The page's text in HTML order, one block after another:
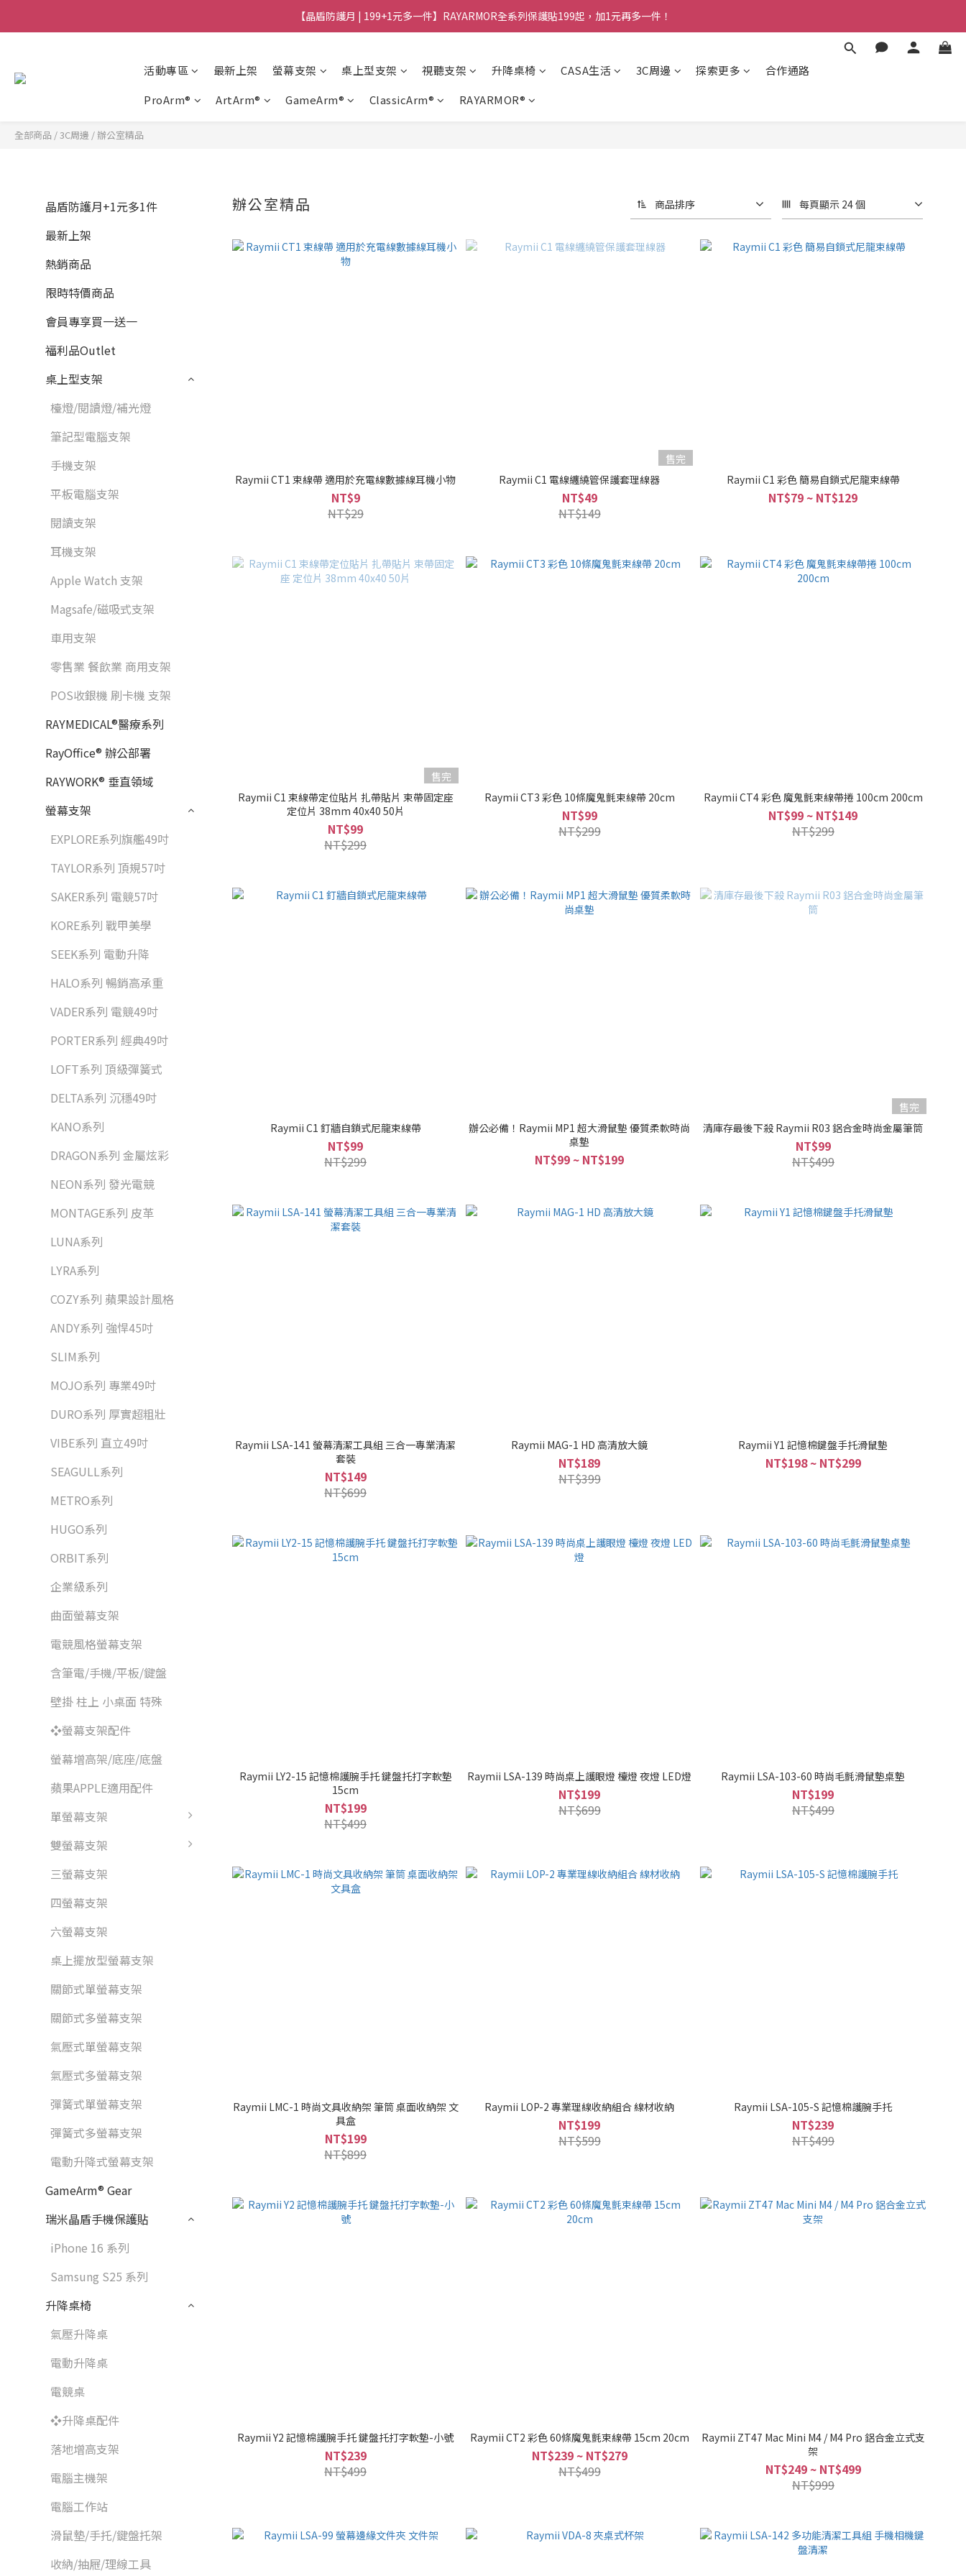
【晶盾防護月 | 199+1元多一件】RAYARMOR全系列保護貼199起，加1元再多一件！
活動專區 最新上架 螢幕支架 桌上型支架 視聽支架 升降桌椅 CASA生活 3C周邊 探索更多
合作通路
ProArm®
ArtArm® GameArm® ClassicArm® RAYARMOR®
全部商品 /3C周邊 /辦公室精品
晶盾防護月+1元多1件
最新上架
熱銷商品
限時特價商品
會員專享買一送一
福利品Outlet
桌上型支架
檯燈/閱讀燈/補光燈
筆記型電腦支架
手機支架
平板電腦支架
閱讀支架
耳機支架
Apple Watch 支架
Magsafe/磁吸式支架
車用支架
零售業 餐飲業 商用支架
POS收銀機 刷卡機 支架
RAYMEDICAL®醫療系列
RayOffice® 辦公部署
RAYWORK® 垂直領域
螢幕支架
EXPLORE系列旗艦49吋
TAYLOR系列 頂規57吋
SAKER系列 電競57吋
KORE系列 戰甲美學
SEEK系列 電動升降
HALO系列 暢銷高承重
VADER系列 電競49吋
PORTER系列 經典49吋
LOFT系列 頂級彈簧式
DELTA系列 沉穩49吋
KANO系列
DRAGON系列 金屬炫彩
NEON系列 發光電競
MONTAGE系列 皮革
LUNA系列
LYRA系列
COZY系列 蘋果設計風格
ANDY系列 強悍45吋
SLIM系列
MOJO系列 專業49吋
DURO系列 厚實超粗壯
VIBE系列 直立49吋
SEAGULL系列
METRO系列
HUGO系列
ORBIT系列
企業級系列
曲面螢幕支架
電競風格螢幕支架
含筆電/手機/平板/鍵盤
壁掛 柱上 小桌面 特殊
❖螢幕支架配件
螢幕增高架/底座/底盤
蘋果APPLE適用配件
單螢幕支架
雙螢幕支架
三螢幕支架
四螢幕支架
六螢幕支架
桌上擺放型螢幕支架
關節式單螢幕支架
關節式多螢幕支架
氣壓式單螢幕支架
氣壓式多螢幕支架
彈簧式單螢幕支架
彈簧式多螢幕支架
電動升降式螢幕支架
GameArm® Gear
瑞米晶盾手機保護貼
iPhone 16 系列
Samsung S25 系列
升降桌椅
氣壓升降桌
電動升降桌
電競桌
❖升降桌配件
落地增高支架
電腦主機架
電腦工作站
滑鼠墊/手托/鍵盤托架
收納/抽屜/理線工具
辦公室精品 商品排序 每頁顯示 24 個
Raymii CT1 束線帶 適用於充電線數據線耳機小物
NT$9
NT$29
售完
Raymii C1 電線纏繞管保護套理線器
NT$49
NT$149
Raymii C1 彩色 簡易自鎖式尼龍束線帶
NT$79 ~ NT$129
售完
Raymii C1 束線帶定位貼片 扎帶貼片 束帶固定座
定位片 38mm 40x40 50片
NT$99
NT$299
Raymii CT3 彩色 10條魔鬼氈束線帶 20cm
NT$99
NT$299
Raymii CT4 彩色 魔鬼氈束線帶捲 100cm 200cm
NT$99 ~ NT$149
NT$299
Raymii C1 釘牆自鎖式尼龍束線帶
NT$99
NT$299
辦公必備！Raymii MP1 超大滑鼠墊 優質柔軟時尚
桌墊
NT$99 ~ NT$199
售完
清庫存最後下殺 Raymii R03 鋁合金時尚金屬筆筒
NT$99
NT$499
Raymii LSA-141 螢幕清潔工具組 三合一專業清潔
套裝
NT$149
NT$699
Raymii MAG-1 HD 高清放大鏡
NT$189
NT$399
Raymii Y1 記憶棉鍵盤手托滑鼠墊
NT$198 ~ NT$299
Raymii LY2-15 記憶棉護腕手托 鍵盤托打字軟墊
15cm
NT$199
NT$499
Raymii LSA-139 時尚桌上護眼燈 檯燈 夜燈 LED燈
NT$199
NT$699
Raymii LSA-103-60 時尚毛氈滑鼠墊桌墊
NT$199
NT$499
Raymii LMC-1 時尚文具收納架 筆筒 桌面收納架 文
具盒
NT$199
NT$899
Raymii LOP-2 專業理線收納組合 線材收納
NT$199
NT$599
Raymii LSA-105-S 記憶棉護腕手托
NT$239
NT$499
Raymii Y2 記憶棉護腕手托 鍵盤托打字軟墊-小號
NT$239
NT$499
Raymii CT2 彩色 60條魔鬼氈束線帶 15cm 20cm
NT$239 ~ NT$279
NT$499
Raymii ZT47 Mac Mini M4 / M4 Pro 鋁合金立式支
架
NT$249 ~ NT$499
NT$999